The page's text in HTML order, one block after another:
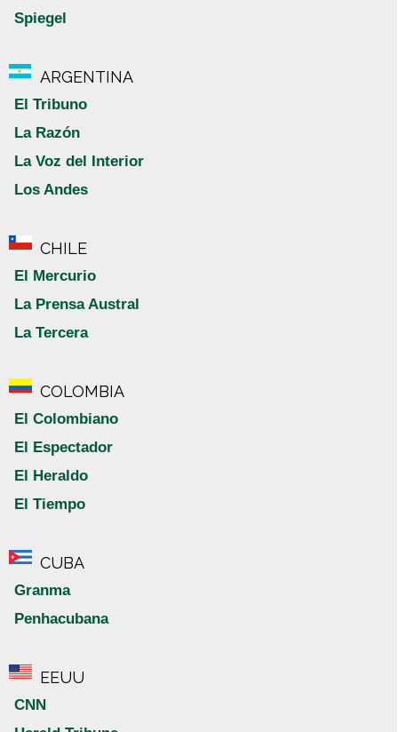
Spiegel
ARGENTINA
El Tribuno
La Razón
La Voz del Interior
Los Andes
CHILE
El Mercurio
La Prensa Austral
La Tercera
COLOMBIA
El Colombiano
El Espectador
El Heraldo
El Tiempo
CUBA
Granma
Penhacubana
EEUU
CNN